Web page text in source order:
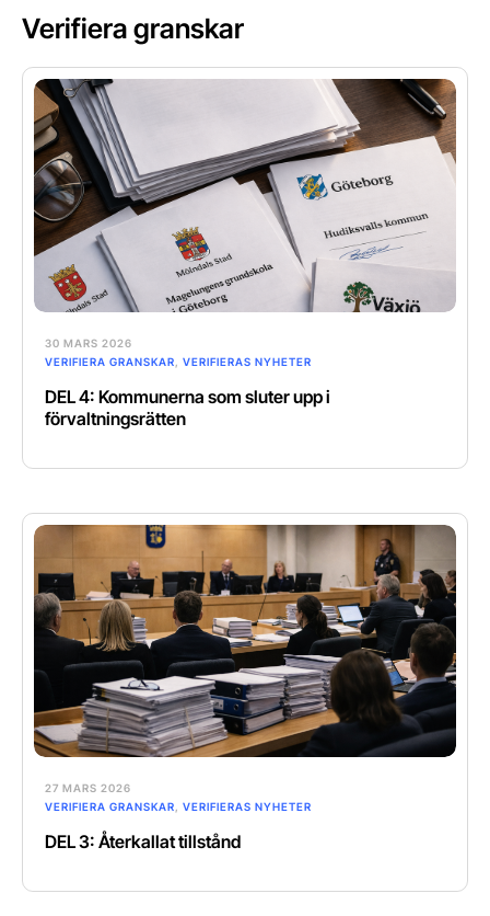
Verifiera granskar
30 MARS 2026
VERIFIERA GRANSKAR
VERIFIERAS NYHETER
DEL 4: Kommunerna som sluter upp i
förvaltningsrätten
27 MARS 2026
VERIFIERA GRANSKAR
VERIFIERAS NYHETER
DEL 3: Återkallat tillstånd